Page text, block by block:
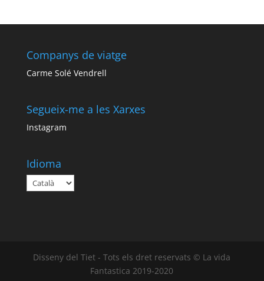
Companys de viatge
Carme Solé Vendrell
Segueix-me a les Xarxes
Instagram
Idioma
Disseny del Tiet - Tots els dret reservats © La vida
Fantastica 2019-2020